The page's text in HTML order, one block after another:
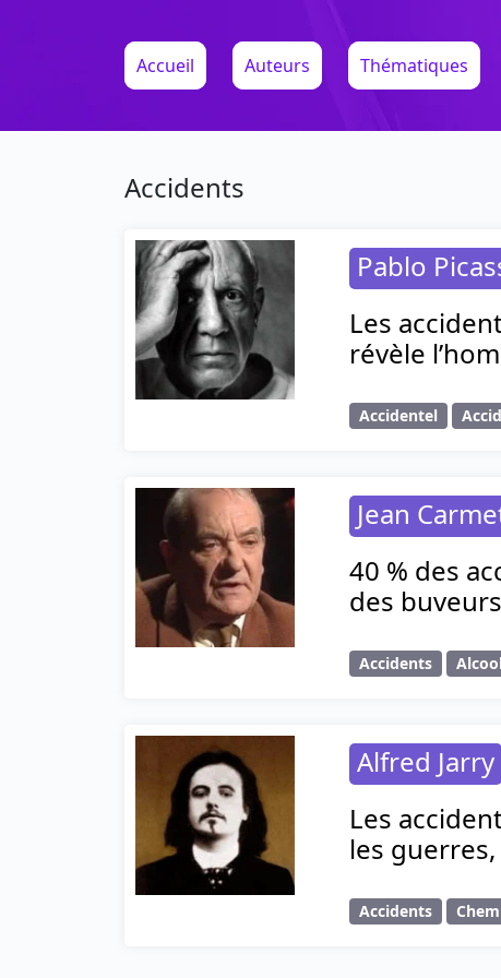
Accueil Auteurs Thématiques
Accidents
Pablo
Les
révèle
Accidentel
Jean
40 % des
des buveurs
Accidents
Alfred Jarry
Les
les
Accidents